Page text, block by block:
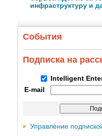
инфраструктуру и
События
Подписка на
Intelligent
E-mail
Управление